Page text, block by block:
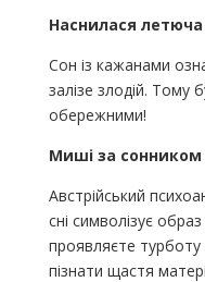
Наснилася
Сон із кажанами
залізе злодій.
обережними!
Миші за
Австрійський
сні символізує
проявляєте
пізнати щастя